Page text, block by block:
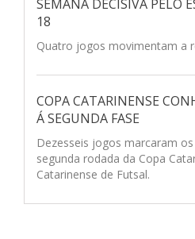
SEMANA DECISIVA PELO
18
Quatro jogos movimentam a
COPA CATARINENSE
Á SEGUNDA FASE
Dezesseis jogos marcaram
segunda rodada da Copa
Catarinense de Futsal.